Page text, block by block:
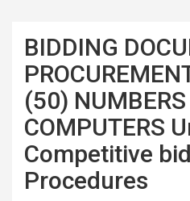
BIDDING
(50)
COMPUTERS
Competitive
Procedures